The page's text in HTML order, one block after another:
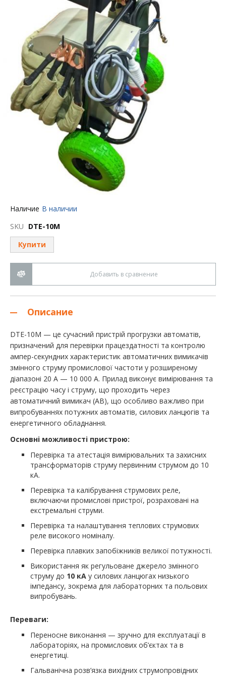
началу
изображений
Наличие В наличии
SKU DTE-10М
Купити
Добавить в сравнение
Описание
DTE-10M — це сучасний пристрій прогрузки автоматів,
призначений для перевірки працездатності та контролю
ампер-секундних характеристик автоматичних вимикачів
змінного струму промислової частоти у розширеному
діапазоні 20 А — 10 000 А. Прилад виконує вимірювання та
реєстрацію часу і струму, що проходить через
автоматичний вимикач (АВ), що особливо важливо при
випробуваннях потужних автоматів, силових ланцюгів та
енергетичного обладнання.
Основні можливості пристрою:
Перевірка та атестація вимірювальних та захисних
трансформаторів струму первинним струмом до 10
кА.
Перевірка та калібрування струмових реле,
включаючи промислові пристрої, розраховані на
екстремальні струми.
Перевірка та налаштування теплових струмових
реле високого номіналу.
Перевірка плавких запобіжників великої потужності.
Використання як регульоване джерело змінного
струму до 10 кА у силових ланцюгах низького
імпедансу, зокрема для лабораторних та польових
випробувань.
Переваги:
Переносне виконання — зручно для експлуатації в
лабораторіях, на промислових об’єктах та в
енергетиці.
Гальванічна розв’язка вихідних струмопровідних